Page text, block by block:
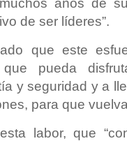
años de
de ser líderes”.
que este
pueda
y seguridad y a
para que
labor, que